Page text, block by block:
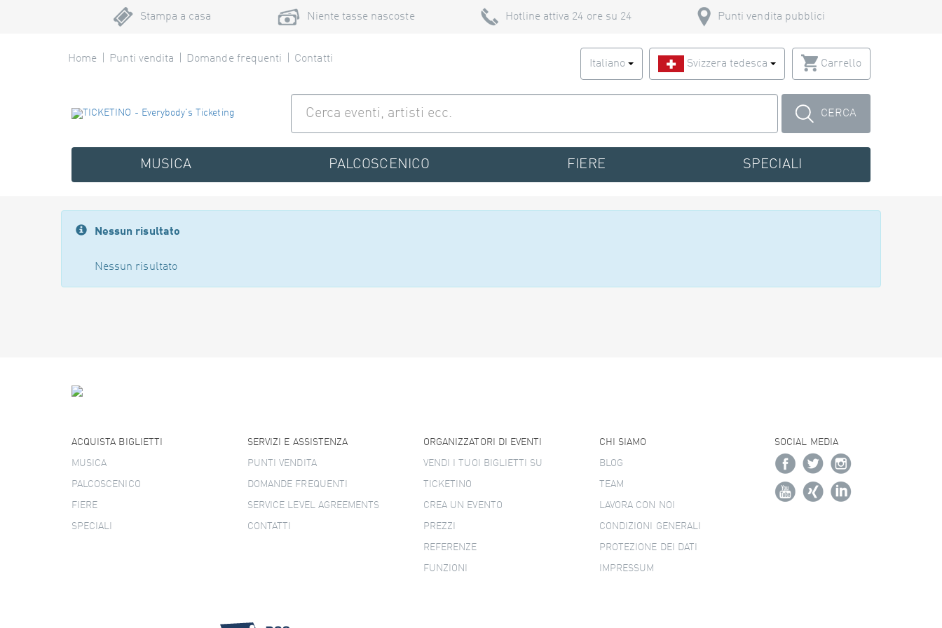
Stampa a casa Niente tasse nascoste Hotline attiva 24 ore su 24 Punti vendita pubblici
Home Punti vendita Domande frequenti Contatti Italiano Svizzera tedesca Carrello
CERCA
MUSICA PALCOSCENICO FIERE SPECIALI
Nessun risultato
Nessun risultato
ACQUISTA BIGLIETTI
MUSICA
PALCOSCENICO
FIERE
SPECIALI
SERVIZI E ASSISTENZA
PUNTI VENDITA
DOMANDE FREQUENTI
SERVICE LEVEL AGREEMENTS
CONTATTI
ORGANIZZATORI DI EVENTI
VENDI I TUOI BIGLIETTI SU
TICKETINO
CREA UN EVENTO
PREZZI
REFERENZE
FUNZIONI
CHI SIAMO
BLOG
TEAM
LAVORA CON NOI
CONDIZIONI GENERALI
PROTEZIONE DEI DATI
IMPRESSUM
SOCIAL MEDIA